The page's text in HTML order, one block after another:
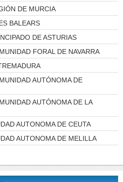
DE MURCIA
BALEARS
DE ASTURIAS
FORAL DE NAVARRA
AUTÓNOMA DE
AUTÓNOMA DE LA
AUTONOMA DE CEUTA
AUTONOMA DE MELILLA